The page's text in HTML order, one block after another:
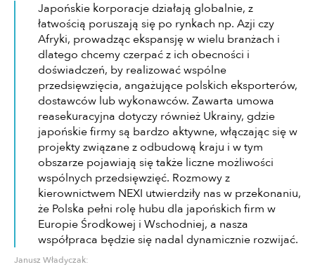
Japońskie korporacje działają globalnie, z
łatwością poruszają się po rynkach np. Azji czy
Afryki, prowadząc ekspansję w wielu branżach i
dlatego chcemy czerpać z ich obecności i
doświadczeń, by realizować wspólne
przedsięwzięcia, angażujące polskich eksporterów,
dostawców lub wykonawców. Zawarta umowa
reasekuracyjna dotyczy również Ukrainy, gdzie
japońskie firmy są bardzo aktywne, włączając się w
projekty związane z odbudową kraju i w tym
obszarze pojawiają się także liczne możliwości
wspólnych przedsięwzięć. Rozmowy z
kierownictwem NEXI utwierdziły nas w przekonaniu,
że Polska pełni rolę hubu dla japońskich firm w
Europie Środkowej i Wschodniej, a nasza
współpraca będzie się nadal dynamicznie rozwijać.
Janusz Władyczak: